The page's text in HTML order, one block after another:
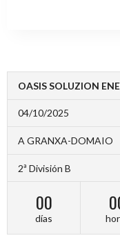
OASIS SOLUZION
04/10/2025
A GRANXA-DOMAIO
2ª División B
00
días